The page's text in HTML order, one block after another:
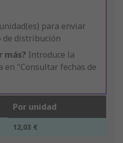
unidad(es) para enviar
de distribución
más? Introduce la
en "Consultar fechas de
Por unidad
12,03 €